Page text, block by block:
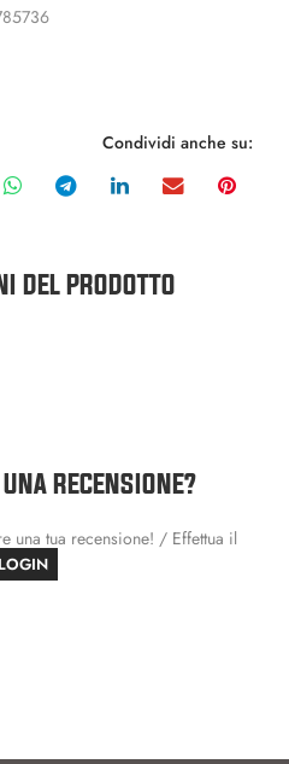
Condividi anche su:
DEL PRODOTTO
RECENSIONE?
una tua recensione! / Effettua il
LOGIN